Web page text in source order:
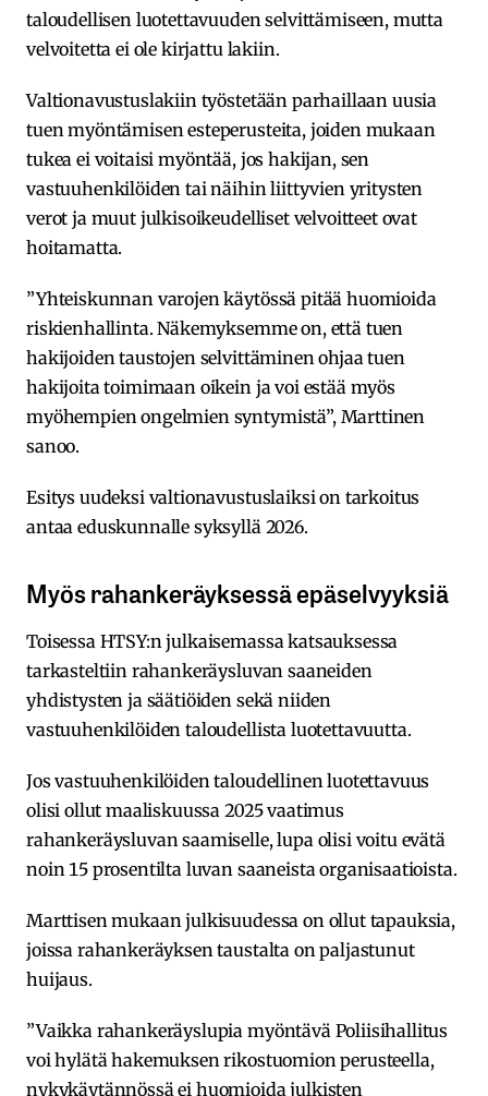
taloudellisen luotettavuuden selvittämiseen, mutta
velvoitetta ei ole kirjattu lakiin.
Valtionavustuslakiin työstetään parhaillaan uusia
tuen myöntämisen esteperusteita, joiden mukaan
tukea ei voitaisi myöntää, jos hakijan, sen
vastuuhenkilöiden tai näihin liittyvien yritysten
verot ja muut julkisoikeudelliset velvoitteet ovat
hoitamatta.
”Yhteiskunnan varojen käytössä pitää huomioida
riskienhallinta. Näkemyksemme on, että tuen
hakijoiden taustojen selvittäminen ohjaa tuen
hakijoita toimimaan oikein ja voi estää myös
myöhempien ongelmien syntymistä”, Marttinen
sanoo.
Esitys uudeksi valtionavustuslaiksi on tarkoitus
antaa eduskunnalle syksyllä 2026.
Myös rahankeräyksessä epäselvyyksiä
Toisessa HTSY:n julkaisemassa katsauksessa
tarkasteltiin rahankeräysluvan saaneiden
yhdistysten ja säätiöiden sekä niiden
vastuuhenkilöiden taloudellista luotettavuutta.
Jos vastuuhenkilöiden taloudellinen luotettavuus
olisi ollut maaliskuussa 2025 vaatimus
rahankeräysluvan saamiselle, lupa olisi voitu evätä
noin 15 prosentilta luvan saaneista organisaatioista.
Marttisen mukaan julkisuudessa on ollut tapauksia,
joissa rahankeräyksen taustalta on paljastunut
huijaus.
”Vaikka rahankeräyslupia myöntävä Poliisihallitus
voi hylätä hakemuksen rikostuomion perusteella,
nykykäytännössä ei huomioida julkisten